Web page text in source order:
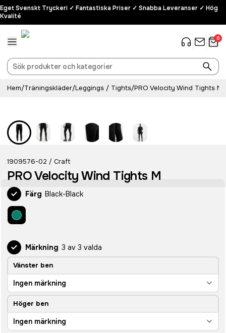
Eget Svenskt Tryckeri ✓ Fantastiska Priser ✓ Snabba Leveranser ✓ Hög
Kvalité
0
Hem/Träningskläder/Leggings / Tights/PRO Velocity Wind Tights M
1909576-02 / Craft
PRO Velocity Wind Tights M
Färg Black-Black
Märkning 3 av 3 valda
Vänster ben
Ingen märkning
Höger ben
Ingen märkning